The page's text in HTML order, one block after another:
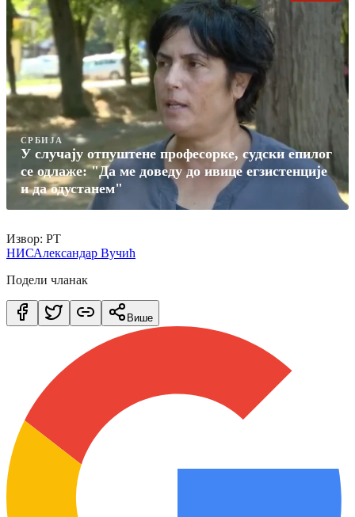
СРБИЈА
У случају отпуштене професорке, судски епилог
се одлаже: "Да ме доведу до ивице егзистенције
и да одустанем"
Извор: РТ
НИСАлександар Вучић
Подели чланак
Више